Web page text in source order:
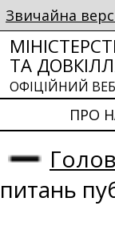
Звичайна
ТА
ОФІЦІЙНИЙ
ПРО
питань